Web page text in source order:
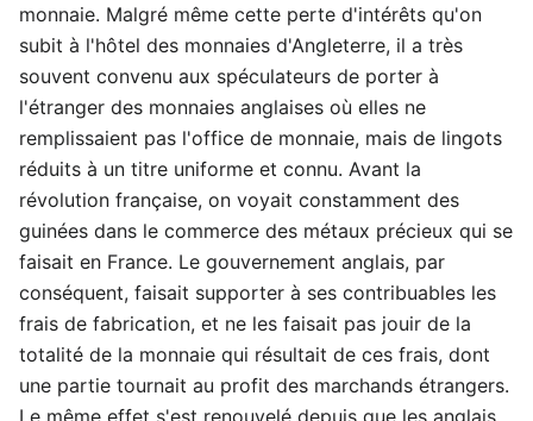
monnaie. Malgré même cette perte d'intérêts qu'on
subit à l'hôtel des monnaies d'Angleterre, il a très
souvent convenu aux spéculateurs de porter à
l'étranger des monnaies anglaises où elles ne
remplissaient pas l'office de monnaie, mais de lingots
réduits à un titre uniforme et connu. Avant la
révolution française, on voyait constamment des
guinées dans le commerce des métaux précieux qui se
faisait en France. Le gouvernement anglais, par
conséquent, faisait supporter à ses contribuables les
frais de fabrication, et ne les faisait pas jouir de la
totalité de la monnaie qui résultait de ces frais, dont
une partie tournait au profit des marchands étrangers.
Le même effet s'est renouvelé depuis que les anglais